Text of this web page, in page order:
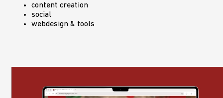
content creation
social
webdesign & tools